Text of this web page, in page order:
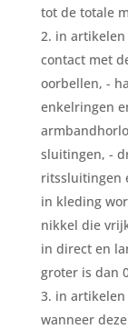
tot de totale
in
contact met
oorbellen, -
enkelringen
sluitingen, -
ritssluitingen
in kleding
nikkel die
in direct en
groter is dan
in artikelen
wanneer